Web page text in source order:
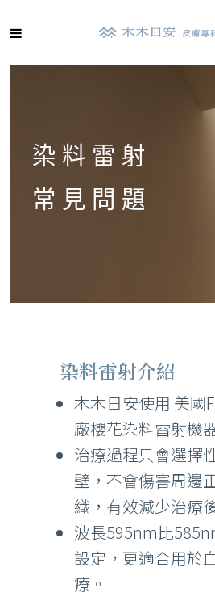
染料雷射
常見問題
染料雷射介紹
木木日安使用 美國
廠櫻花染料雷射機
治療過程只會選擇
壁，不會傷害周邊
織，有效減少治療
波長595nm比
設定，更適合用於
療。